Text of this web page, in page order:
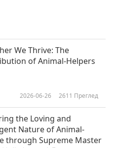
We Thrive: The
of Animal-Helpers
2026-06-26 2611 Преглед
the Loving and
Nature of Animal-
through Supreme Master